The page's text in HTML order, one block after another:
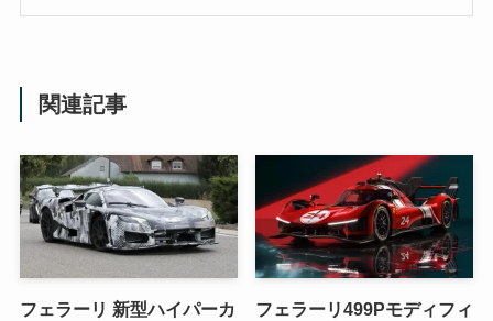
関連記事
フェラーリ 新型ハイパーカ
フェラーリ499Pモディフィ